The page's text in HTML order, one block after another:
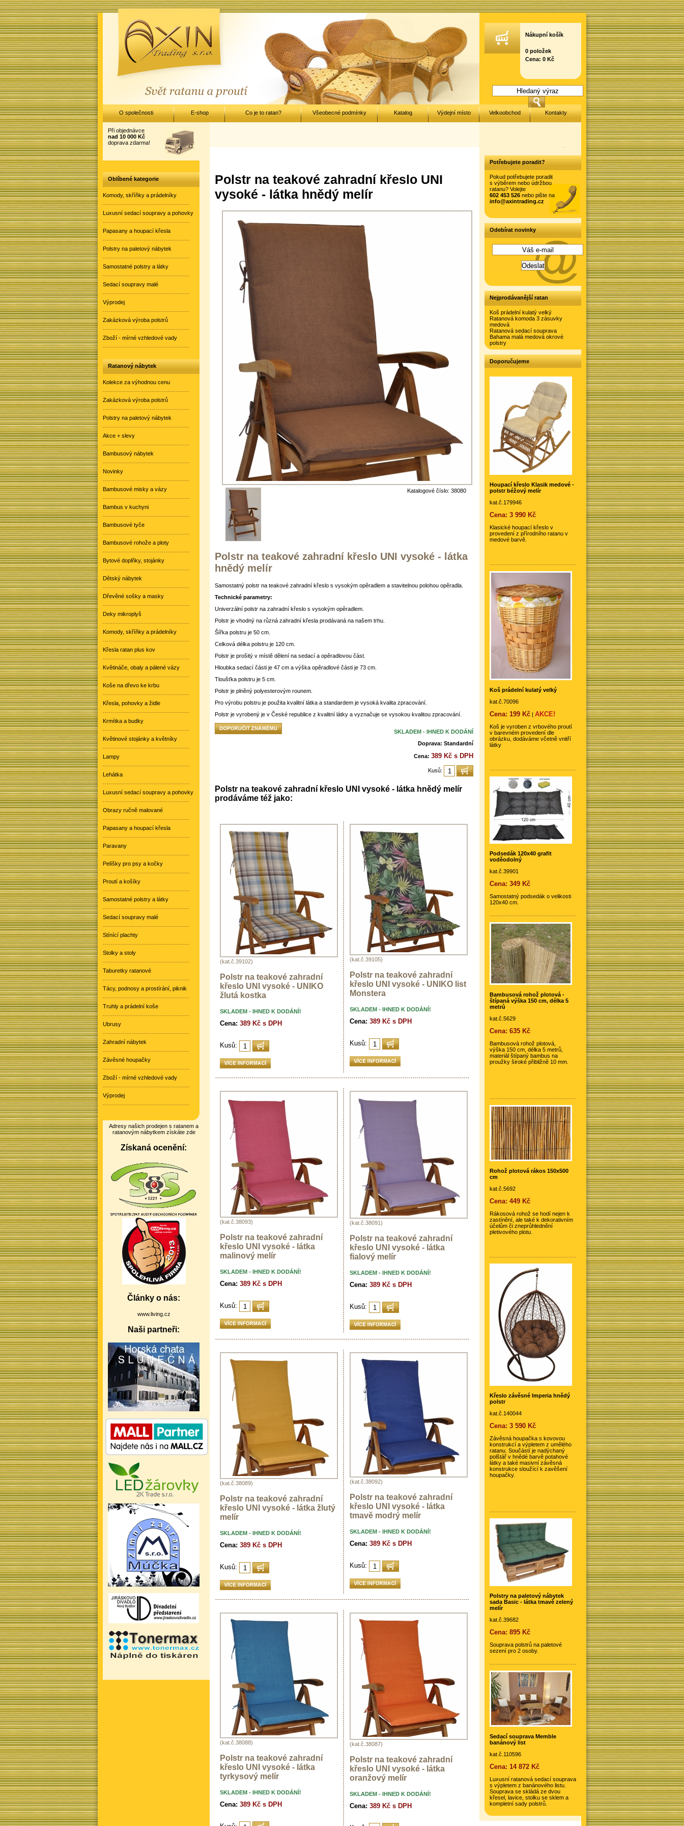
Polstr na teakové zahradní křeslo UNI
vysoké - látka hnědý melír
Katalogové číslo: 38080
Polstr na teakové zahradní křeslo UNI vysoké - látka
hnědý melír
Samostatný polstr na teakové zahradní křeslo s vysokým opěradlem a stavitelnou polohou opěradla.
Technické parametry:
Univerzální polstr na zahradní křeslo s vysokým opěradlem.
Polstr je vhodný na různá zahradní křesla prodávaná na našem trhu.
Šířka polstru je 50 cm.
Celková délka polstru je 120 cm.
Polstr je prošitý v místě dělení na sedací a opěradlovou část.
Hloubka sedací části je 47 cm a výška opěradlové části je 73 cm.
Tloušťka polstru je 5 cm.
Polstr je plněný polyesterovým rounem.
Pro výrobu polstru je použita kvalitní látka a standardem je vysoká kvalita zpracování.
Polstr je vyrobený je v České republice z kvalitní látky a vyznačuje se vysokou kvalitou zpracování.
SKLADEM - IHNED K DODÁNÍ
Doprava: Standardní
Cena: 389 Kč s DPH
Kusů:
Polstr na teakové zahradní křeslo UNI vysoké - látka hnědý melír
prodáváme též jako:
(kat.č.39102)
Polstr na teakové zahradní
křeslo UNI vysoké - UNIKO
žlutá kostka
SKLADEM - IHNED K DODÁNÍ!
Cena: 389 Kč s DPH
Kusů:
(kat.č.39105)
Polstr na teakové zahradní
křeslo UNI vysoké - UNIKO list
Monstera
SKLADEM - IHNED K DODÁNÍ!
Cena: 389 Kč s DPH
Kusů:
(kat.č.38093)
Polstr na teakové zahradní
křeslo UNI vysoké - látka
malinový melír
SKLADEM - IHNED K DODÁNÍ!
Cena: 389 Kč s DPH
Kusů:
(kat.č.38091)
Polstr na teakové zahradní
křeslo UNI vysoké - látka
fialový melír
SKLADEM - IHNED K DODÁNÍ!
Cena: 389 Kč s DPH
Kusů:
(kat.č.38089)
Polstr na teakové zahradní
křeslo UNI vysoké - látka žlutý
melír
SKLADEM - IHNED K DODÁNÍ!
Cena: 389 Kč s DPH
Kusů:
(kat.č.38092)
Polstr na teakové zahradní
křeslo UNI vysoké - látka
tmavě modrý melír
SKLADEM - IHNED K DODÁNÍ!
Cena: 389 Kč s DPH
Kusů:
(kat.č.38088)
Polstr na teakové zahradní
křeslo UNI vysoké - látka
tyrkysový melír
SKLADEM - IHNED K DODÁNÍ!
Cena: 389 Kč s DPH
(kat.č.38087)
Polstr na teakové zahradní
křeslo UNI vysoké - látka
oranžový melír
SKLADEM - IHNED K DODÁNÍ!
Cena: 389 Kč s DPH
Potřebujete poradit?
Pokud potřebujete poradit
s výběrem nebo údržbou
ratanu? Volejte
602 453 526 nebo pište na
info@axintrading.cz
Odebírat novinky
Nejprodávanější ratan
Koš prádelní kulatý velký
Ratanová komoda 3 zásuvky
medová
Ratanová sedací souprava
Bahama malá medová okrové
polstry
Doporučujeme
Houpací křeslo Klasik medové -
polstr béžový melír
kat.č.179946
Cena: 3 990 Kč
Klasické houpací křeslo v
provedení z přírodního ratanu v
medové barvě.
Koš prádelní kulatý velký
kat.č.70096
Cena: 199 Kč | AKCE!
Koš je vyroben z vrbového proutí
v barevném provedení dle
obrázku, dodáváme včetně vnitří
látky
Podsedák 120x40 grafit
voděodolný
kat.č.39901
Cena: 349 Kč
Samostatný podsedák o velikosti
120x40 cm.
Bambusová rohož plotová -
štípaná výška 150 cm, délka 5
metrů
kat.č.5629
Cena: 635 Kč
Bambusová rohož plotová,
výška 150 cm, délka 5 metrů,
materiál štípaný bambus na
proužky široké přibližně 10 mm.
Rohož plotová rákos 150x500
cm
kat.č.5692
Cena: 449 Kč
Rákosová rohož se hodí nejen k
zastínění, ale také k dekorativním
účelům či zneprůhlednění
pletivového plotu.
Křeslo závěsné Imperia hnědý
polstr
kat.č.140044
Cena: 3 590 Kč
Závěsná houpačka s kovovou
konstrukcí a výpletem z umělého
ratanu. Součástí je nadýchaný
polštář v hnědé barvě potahové
látky a také masivní závěsná
konstrukce sloužící k zavěšení
houpačky.
Polstry na paletový nábytek
sada Basic - látka tmavě zelený
melír
kat.č.39682
Cena: 895 Kč
Souprava polstrů na paletové
sezení pro 2 osoby.
Sedací souprava Memble
banánový list
kat.č.110596
Cena: 14 872 Kč
Luxusní ratanová sedací souprava
s výpletem z banánového listu.
Souprava se skládá ze dvou
křesel, lavice, stolku se sklem a
kompletní sady polstrů.
Při objednávce
nad 10 000 Kč
doprava zdarma!
Oblíbené kategorie
Komody, skříňky a prádelníky
Luxusní sedací soupravy a pohovky
Papasany a houpací křesla
Polstry na paletový nábytek
Samostatné polstry a látky
Sedací soupravy malé
Výprodej
Zakázková výroba polstrů
Zboží - mírné vzhledové vady
Ratanový nábytek
Kolekce za výhodnou cenu
Zakázková výroba polstrů
Polstry na paletový nábytek
Akce + slevy
Bambusový nábytek
Novinky
Bambusové misky a vázy
Bambus v kuchyni
Bambusové tyče
Bambusové rohože a ploty
Bytové doplňky, stojánky
Dětský nábytek
Dřevěné sošky a masky
Deky mikroplyš
Komody, skříňky a prádelníky
Křesla ratan plus kov
Květináče, obaly a pálené vázy
Koše na dřevo ke krbu
Křesla, pohovky a židle
Krmítka a budky
Květinové stojánky a květníky
Lampy
Lehátka
Luxusní sedací soupravy a pohovky
Obrazy ručně malované
Papasany a houpací křesla
Paravany
Pelíšky pro psy a kočky
Proutí a košíky
Samostatné polstry a látky
Sedací soupravy malé
Stínící plachty
Stolky a stoly
Taburetky ratanové
Tácy, podnosy a prostírání, piknik
Truhly a prádelní koše
Ubrusy
Zahradní nábytek
Závěsné houpačky
Zboží - mírné vzhledové vady
Výprodej
Adresy našich prodejen s ratanem a
ratanovým nábytkem získáte zde
Získaná ocenění:
Články o nás:
www.living.cz
Naši partneři:
Nákupní košík
0 položek
Cena: 0 Kč
O společnosti E-shop Co je to ratan? Všeobecné podmínky Katalog Výdejní místo Velkoobchod Kontakty